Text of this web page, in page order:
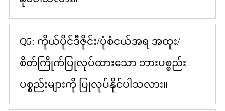
Q5: ကိုယ်ပိုင်ဒီဇိုင်း/ပုံစံငယ်အရ အထူး/
စိတ်ကြိုက်ပြုလုပ်ထားသော ဘားပစ္စည်း
ပစ္စည်းများကို ပြုလုပ်နိုင်ပါသလား။